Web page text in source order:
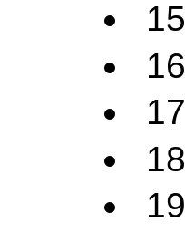
15
16
17
18
19